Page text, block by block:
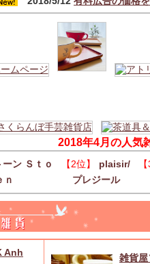
2018年4月の人気
ン Ｓｔｏ
ｎ
【2位】
plaisir/
プレジール
Anh
雑貨